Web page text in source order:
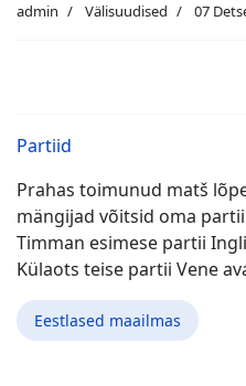
admin Välisuudised 07
Partiid
Prahas toimunud matš
mängijad võitsid oma
Timman esimese partii
Külaots teise partii Vene
Eestlased maailmas